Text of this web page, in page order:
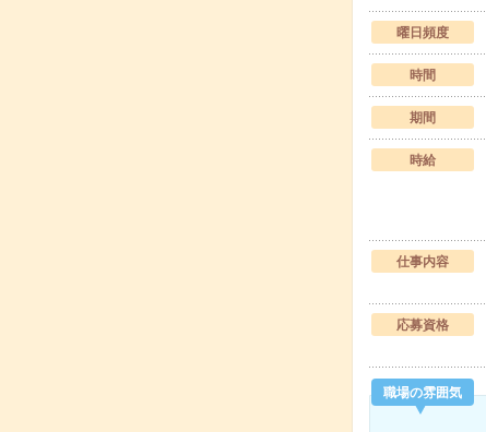
曜日頻度
時間
期間
時給
仕事内容
応募資格
職場の雰囲気